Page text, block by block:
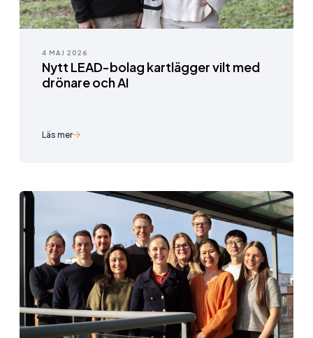
4 MAJ 2026
Nytt LEAD-bolag kartlägger vilt med
drönare och AI
Läs mer